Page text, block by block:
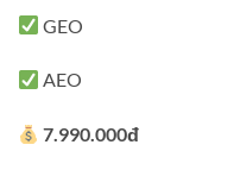
GEO
AEO
7.990.000đ